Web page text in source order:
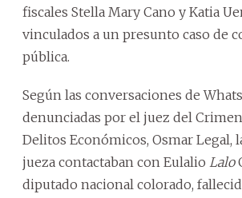
fiscales Stella Mary Cano y Katia
vinculados a un presunto caso de
pública.
Según las conversaciones de
denunciadas por el juez del
Delitos Económicos, Osmar Legal,
jueza contactaban con Eulalio Lalo
diputado nacional colorado,